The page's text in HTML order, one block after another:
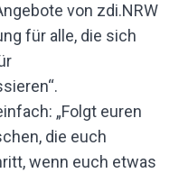
von zdi.NRW
für alle, die sich
„Folgt euren
die euch
wenn euch etwas